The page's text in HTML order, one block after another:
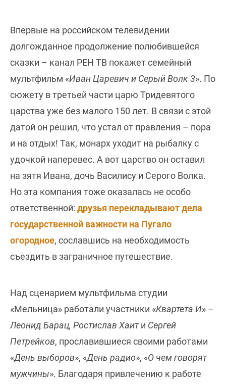
Впервые на российском телевидении
долгожданное продолжение полюбившейся
сказки – канал РЕН ТВ покажет семейный
мультфильм «Иван Царевич и Серый Волк 3». По
сюжету в третьей части царю Тридевятого
царства уже без малого 150 лет. В связи с этой
датой он решил, что устал от правления – пора
и на отдых! Так, монарх уходит на рыбалку с
удочкой наперевес. А вот царство он оставил
на зятя Ивана, дочь Василису и Серого Волка.
Но эта компания тоже оказалась не особо
ответственной: друзья перекладывают дела
государственной важности на Пугало
огородное, сославшись на необходимость
съездить в заграничное путешествие.
Над сценарием мультфильма студии
«Мельница» работали участники «Квартета И» –
Леонид Барац, Ростислав Хаити Сергей
Петрейков, прославившиеся своими работами
«День выборов», «День радио», «О чем говорят
мужчины». Благодаря привлечению к работе